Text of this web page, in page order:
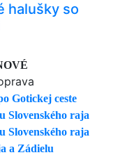
halušky so
Gotickej ceste
Slovenského raja
Slovenského raja
a Zádielu